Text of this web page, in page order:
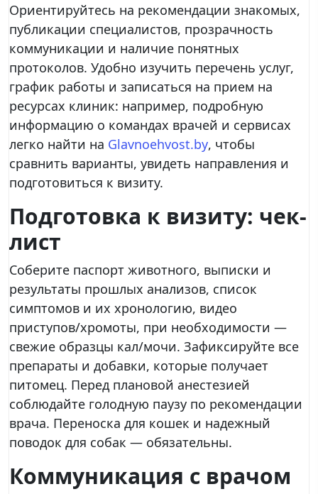
Ориентируйтесь на рекомендации знакомых,
публикации специалистов, прозрачность
коммуникации и наличие понятных
протоколов. Удобно изучить перечень услуг,
график работы и записаться на прием на
ресурсах клиник: например, подробную
информацию о командах врачей и сервисах
легко найти на Glavnoehvost.by, чтобы
сравнить варианты, увидеть направления и
подготовиться к визиту.
Подготовка к визиту: чек-
лист
Соберите паспорт животного, выписки и
результаты прошлых анализов, список
симптомов и их хронологию, видео
приступов/хромоты, при необходимости —
свежие образцы кал/мочи. Зафиксируйте все
препараты и добавки, которые получает
питомец. Перед плановой анестезией
соблюдайте голодную паузу по рекомендации
врача. Переноска для кошек и надежный
поводок для собак — обязательны.
Коммуникация с врачом